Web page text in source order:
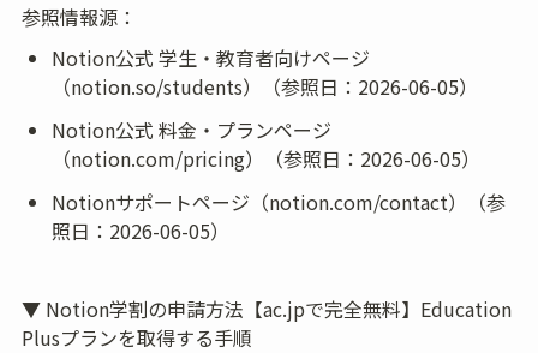
参照情報源：
Notion公式 学生・教育者向けページ
（notion.so/students）（参照日：2026-06-05）
Notion公式 料金・プランページ
（notion.com/pricing）（参照日：2026-06-05）
Notionサポートページ（notion.com/contact）（参
照日：2026-06-05）
▼ Notion学割の申請方法【ac.jpで完全無料】Education
Plusプランを取得する手順